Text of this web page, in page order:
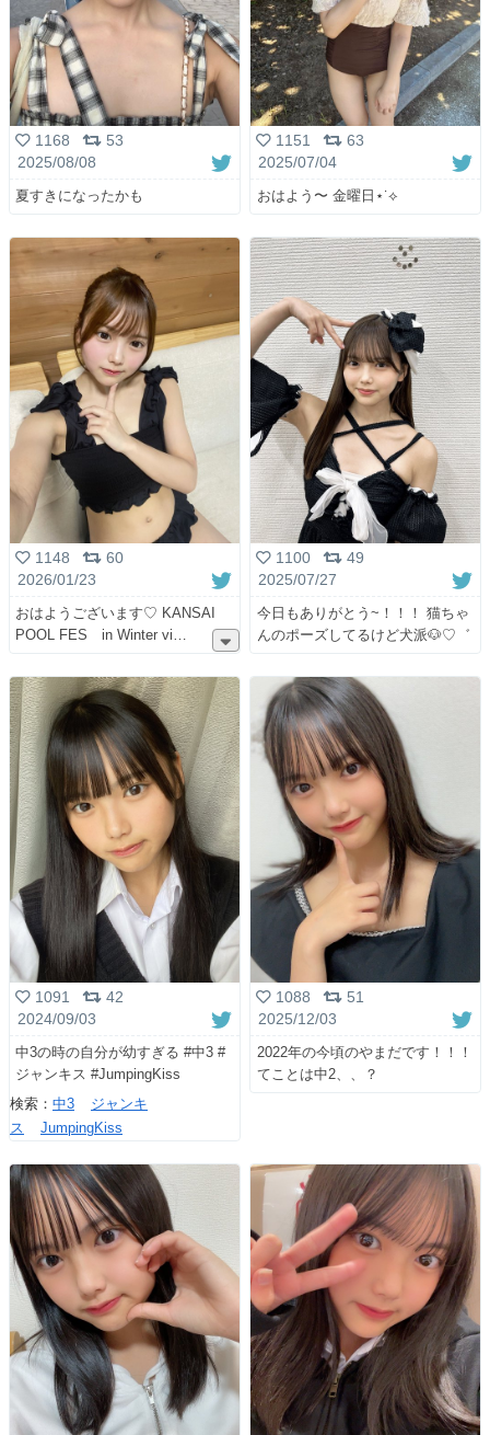
1168
53
2025/08/08
夏すきになったかも
1151
63
2025/07/04
おはよう〜 金曜日⋆˙⟡
1148
60
2026/01/23
おはようございます♡ KANSAI
POOL FES in Winter vi
1100
49
2025/07/27
今日もありがとう~！！！ 猫ちゃ
んのポーズしてるけど犬派🐶♡゛
1091
42
2024/09/03
中3の時の自分が幼すぎる #中3 #
ジャンキス #JumpingKiss
検索： 中3
ジャンキ
ス
JumpingKiss
1088
51
2025/12/03
2022年の今頃のやまだです！！！
てことは中2、、？